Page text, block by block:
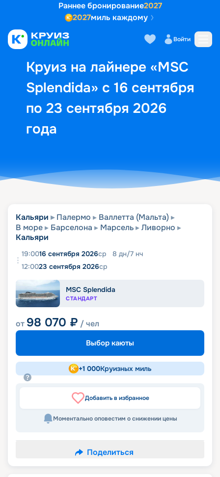
Раннее бронирование2027
2027миль каждому
Войти
Круиз на лайнере «MSC
Splendida» с 16 сентября
по 23 сентября 2026
года
Выбор кают Маршрут и
Кальяри Палермо
Валлетта (Мальта)
В море
Барселона Марсель
Ливорно
Кальяри
19:0016 сентября 2026ср 8 дн/7 нч
12:0023 сентября 2026ср
MSC Splendida
СТАНДАРТ
от 98 070 ₽ / чел
Выбор каюты
+1 000Круизных миль
Добавить в избранное
Моментально оповестим о снижении цены
Поделиться